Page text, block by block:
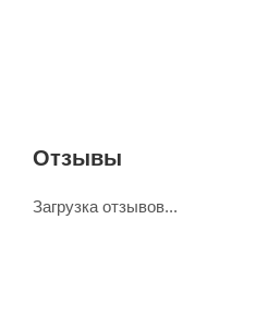
Отзывы
Загрузка отзывов...